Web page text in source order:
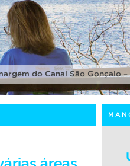
do Canal São Gonçalo
áreas